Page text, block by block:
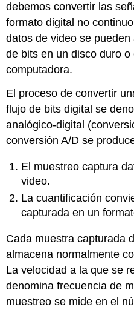
debemos convertir las
formato digital no
datos de video se
de bits en un disco duro
computadora.
El proceso de convertir
flujo de bits digital se
analógico-digital
conversión A/D se
El muestreo captura
video.
La cuantificación
capturada en un
Cada muestra capturada
almacena normalmente
La velocidad a la que se
denomina frecuencia de
muestreo se mide en el